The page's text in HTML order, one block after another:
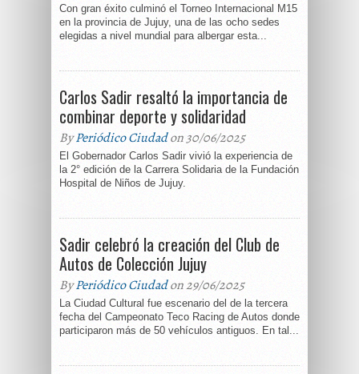
Con gran éxito culminó el Torneo Internacional M15
en la provincia de Jujuy, una de las ocho sedes
elegidas a nivel mundial para albergar esta...
Carlos Sadir resaltó la importancia de
combinar deporte y solidaridad
ByPeriódico Ciudadon 30/06/2025
El Gobernador Carlos Sadir vivió la experiencia de
la 2° edición de la Carrera Solidaria de la Fundación
Hospital de Niños de Jujuy.
Sadir celebró la creación del Club de
Autos de Colección Jujuy
ByPeriódico Ciudadon 29/06/2025
La Ciudad Cultural fue escenario del de la tercera
fecha del Campeonato Teco Racing de Autos donde
participaron más de 50 vehículos antiguos. En tal...